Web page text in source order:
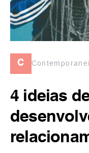
c
4 ideias